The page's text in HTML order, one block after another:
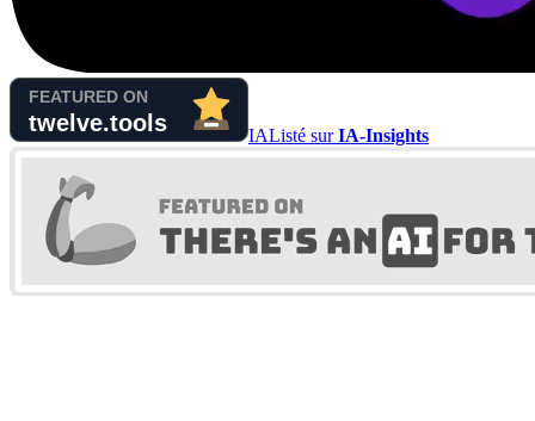
IAListé surIA-Insights